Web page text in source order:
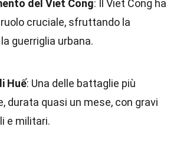
del Viet Cong: Il Viet Cong ha
cruciale, sfruttando la
guerriglia urbana.
Huế: Una delle battaglie più
durata quasi un mese, con gravi
e militari.